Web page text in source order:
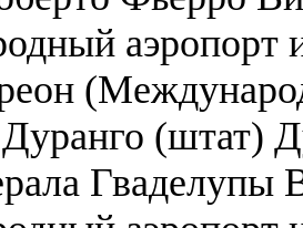
аэропорт
(штат)
Гваделупы